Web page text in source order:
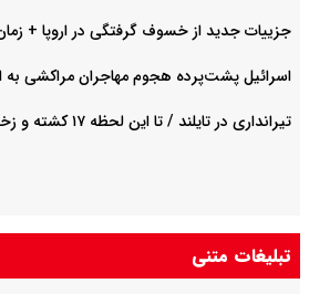
جزییات جدید از خسوف گرفتگی در اروپا +
اسرائیل پشت‌پرده هجوم مهاجران مراکشی به
تیرانداری در تایلند / تا این لحظه ۱۷ کشته و زخمی + ویدیو
تبلیغات متنی